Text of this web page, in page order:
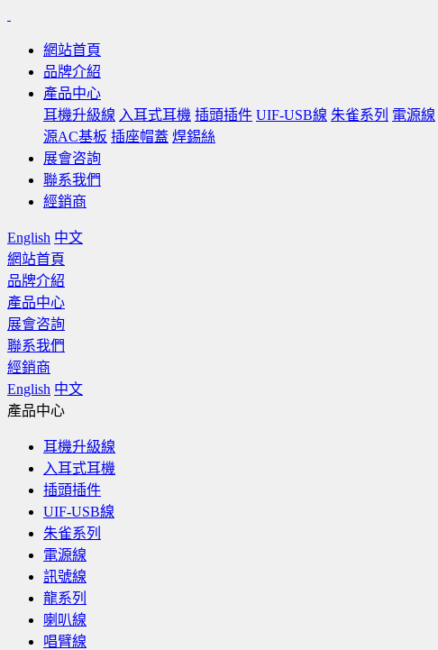
網站首頁
品牌介紹
產品中心
耳機升級線 入耳式耳機 插頭插件 UIF-USB線 朱雀系列 電源線
源AC基板 插座帽蓋 焊錫絲
展會咨詢
聯系我們
經銷商
English 中文
網站首頁
品牌介紹
產品中心
展會咨詢
聯系我們
經銷商
English 中文
產品中心
耳機升級線
入耳式耳機
插頭插件
UIF-USB線
朱雀系列
電源線
訊號線
龍系列
喇叭線
唱臂線